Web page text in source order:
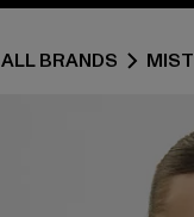
ALL BRANDS